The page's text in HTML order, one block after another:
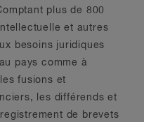
plus de 800
et autres
besoins juridiques
pays comme à
fusions et
les différends et
de brevets